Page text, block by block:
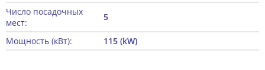
Число посадочных
мест:
5
Мощность (кВт): 115 (kW)